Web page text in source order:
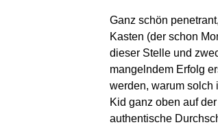
Ganz schön
Kasten (der schon
dieser Stelle und
mangelndem Erfolg
werden, warum solch
Kid ganz oben auf
authentische